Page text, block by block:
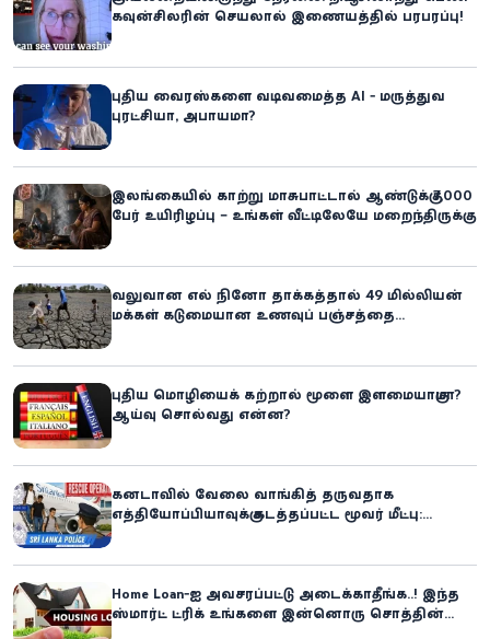
கவுன்சிலரின் செயலால் இணையத்தில் பரபரப்பு!
புதிய வைரஸ்களை வடிவமைத்த AI - மருத்துவ
புரட்சியா, அபாயமா?
இலங்கையில் காற்று மாசுபாட்டால் ஆண்டுக்கு 7,000
பேர் உயிரிழப்பு – உங்கள் வீட்டிலேயே மறைந்திருக்கும்
வலுவான எல் நினோ தாக்கத்தால் 49 மில்லியன்
மக்கள் கடுமையான உணவுப் பஞ்சத்தை
புதிய மொழியைக் கற்றால் மூளை இளமையாகுமா?
ஆய்வு சொல்வது என்ன?
கனடாவில் வேலை வாங்கித் தருவதாக
எத்தியோப்பியாவுக்கு கடத்தப்பட்ட மூவர் மீட்பு:
Home Loan-ஐ அவசரப்பட்டு அடைக்காதீங்க..! இந்த
ஸ்மார்ட் ட்ரிக் உங்களை இன்னொரு சொத்தின்